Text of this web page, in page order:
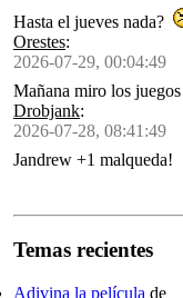
Hasta el jueves nada?
Orestes:
2026-07-29, 00:04:49
Mañana miro los
Drobjank:
2026-07-28, 08:41:49
Jandrew +1 malqueda!
Temas recientes
Adivina la película de